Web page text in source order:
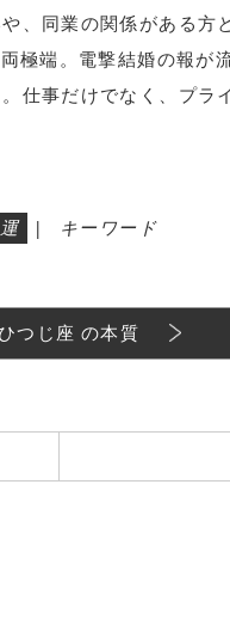
、同業の関係がある方
極端。電撃結婚の報が
仕事だけでなく、プラ
| キーワード
つじ座 の本質